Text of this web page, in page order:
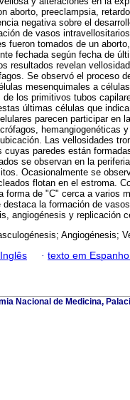
aborto, preeclampsia,
negativa sobre el
de vasos
fueron tomados de un
fechada según fecha de
resultados revelan
Se observó el proceso
mesenquimales a
los primitivos tubos
últimas células que
parecen participar en
hemangiogenéticas
Las vellosidades
cuyas paredes están
se observan en la
Ocasionalmente se
flotan en el estroma.
forma de "C" cerca a varios
destaca la formación de
angiogénesis y replicación
Angiogénesis;
· texto em
Nacional de Medicina,